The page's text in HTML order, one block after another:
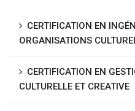
CERTIFICATION EN
ORGANISATIONS
CERTIFICATION EN
CULTURELLE ET CREATIVE